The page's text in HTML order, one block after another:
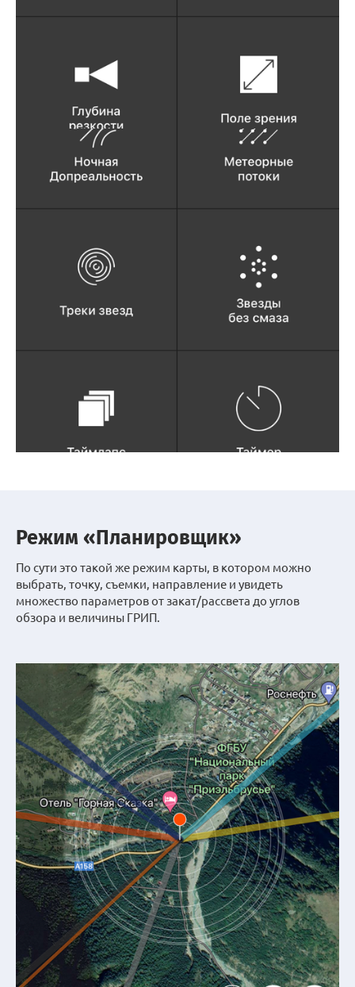
Режим «Планировщик»
По сути это такой же режим карты, в котором можно
выбрать, точку, съемки, направление и увидеть
множество параметров от закат/рассвета до углов
обзора и величины ГРИП.